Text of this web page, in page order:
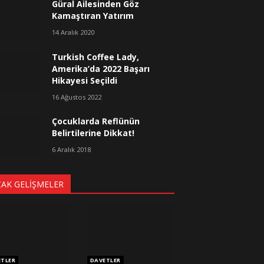
Güral Ailesinden Göz
Kamaştıran Yatırım
14 Aralık 2020
Turkish Coffee Lady,
Amerika’da 2022 Başarı
Hikayesi Seçildi
16 Ağustos 2022
Çocuklarda Reflünün
Belirtilerine Dikkat!
6 Aralık 2018
GELIŞMELER
DAVETLER